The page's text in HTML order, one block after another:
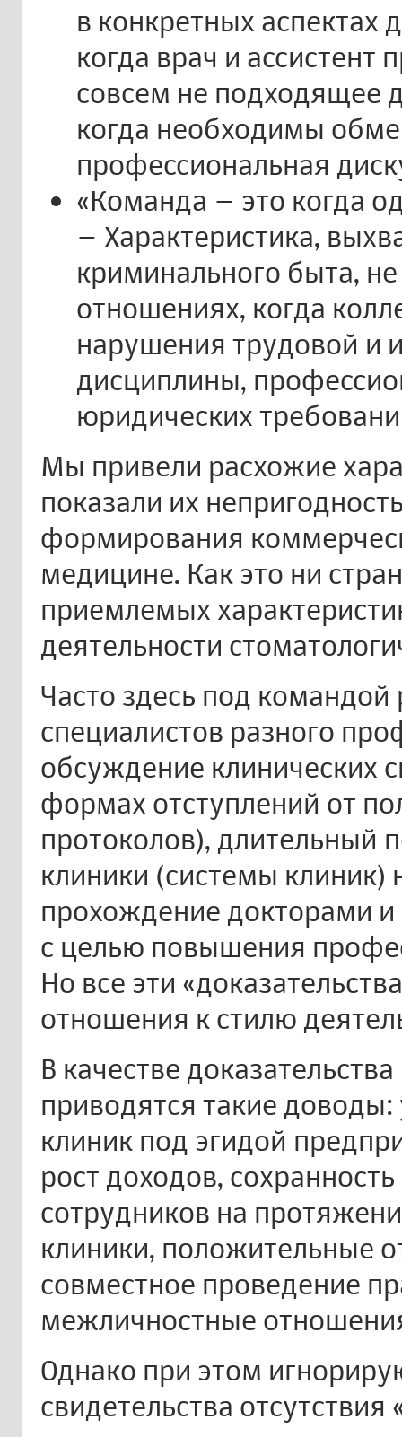
в конкретных аспектах
когда врач и
совсем не подходящее
когда необходимы
профессиональная
«Команда – это когда
– Характеристика,
криминального быта,
отношениях, когда
нарушения трудовой и
дисциплины,
юридических
Мы привели расхожие
показали их
формирования
медицине. Как это ни
приемлемых
деятельности
Часто здесь под
специалистов разного
обсуждение клинических
формах отступлений от
протоколов), длительный
клиники (системы клиник)
прохождение докторами
с целью повышения
Но все эти
отношения к стилю
В качестве
приводятся такие
клиник под эгидой
рост доходов,
сотрудников на
клиники, положительные
совместное проведение
межличностные
Однако при этом
свидетельства